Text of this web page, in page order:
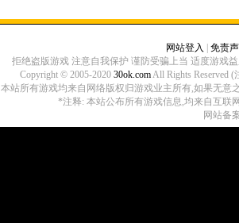
网站登入
免责
拒绝盗版游戏 注意自我保护 谨防受骗上当 适度游戏
Copyright © 2005-2020 30ok.comAll Rights Reserved
本站所有游戏均来自网络版权归游戏业主所有,如果无意
*注释: 本站公布所有游戏信息,均来自互联
网站备